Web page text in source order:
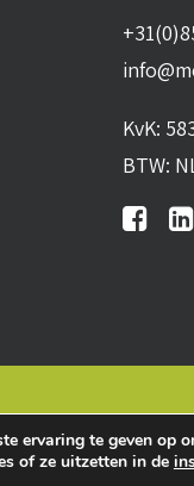
KvK:
BTW:
ervaring te geven op
of ze uitzetten in de